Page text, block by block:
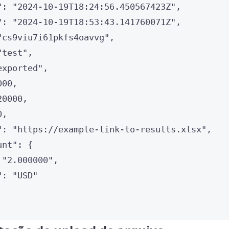
: "2024-10-19T18:24:56.450567423Z" ,
: "2024-10-19T18:53:43.141760071Z" ,
cs9viu7i61pkfs4oavvg" ,
test" ,
" ,
,
,
,
: " https://example-link-to-results.xlsx" ,
: {
"2.000000" ,
: "USD"